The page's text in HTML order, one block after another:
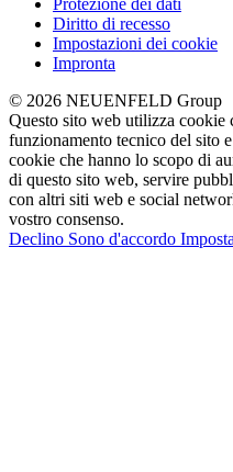
Diritto di recesso
Impostazioni dei cookie
Impronta
© 2026 NEUENFELD Group
Questo sito web utilizza cookie
funzionamento tecnico del sito
cookie che hanno lo scopo di
di questo sito web, servire
con altri siti web e social
vostro consenso.
Declino Sono d'accordo